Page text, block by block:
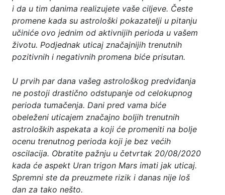
i da u tim danima realizujete vaše ciljeve. Česte
promene kada su astrološki pokazatelji u pitanju
učiniće ovo jednim od aktivnijih perioda u vašem
životu. Podjednak uticaj značajnijih trenutnih
pozitivnih i negativnih promena biće prisutan.
U prvih par dana vašeg astrološkog predviđanja
ne postoji drastično odstupanje od celokupnog
perioda tumačenja. Dani pred vama biće
obeleženi uticajem značajno boljih trenutnih
astroloških aspekata a koji će promeniti na bolje
ocenu trenutnog perioda koji je bez većih
oscilacija. Obratite pažnju u četvrtak 20/08/2020
kada će aspekt Uran trigon Mars imati jak uticaj.
Spremni ste da preuzmete rizik i danas nije loš
dan za tako nešto.